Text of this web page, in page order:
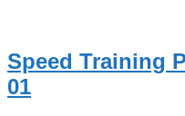
Speed Training
01